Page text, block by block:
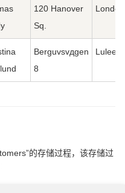
120 Hanover
Sq.
London
Berguvsvдgen
8
Luleе
的存储过程，该存储过